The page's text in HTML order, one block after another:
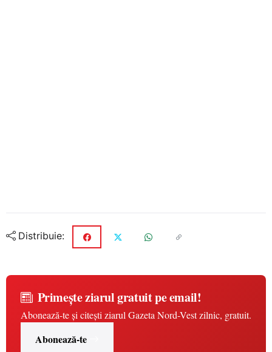
Distribuie:
Primește ziarul gratuit pe email!
Abonează-te și citești ziarul Gazeta Nord-Vest zilnic, gratuit.
Abonează-te